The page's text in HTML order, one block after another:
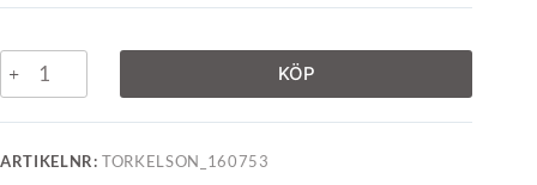
KÖP
ARTIKELNR:TORKELSON_160753